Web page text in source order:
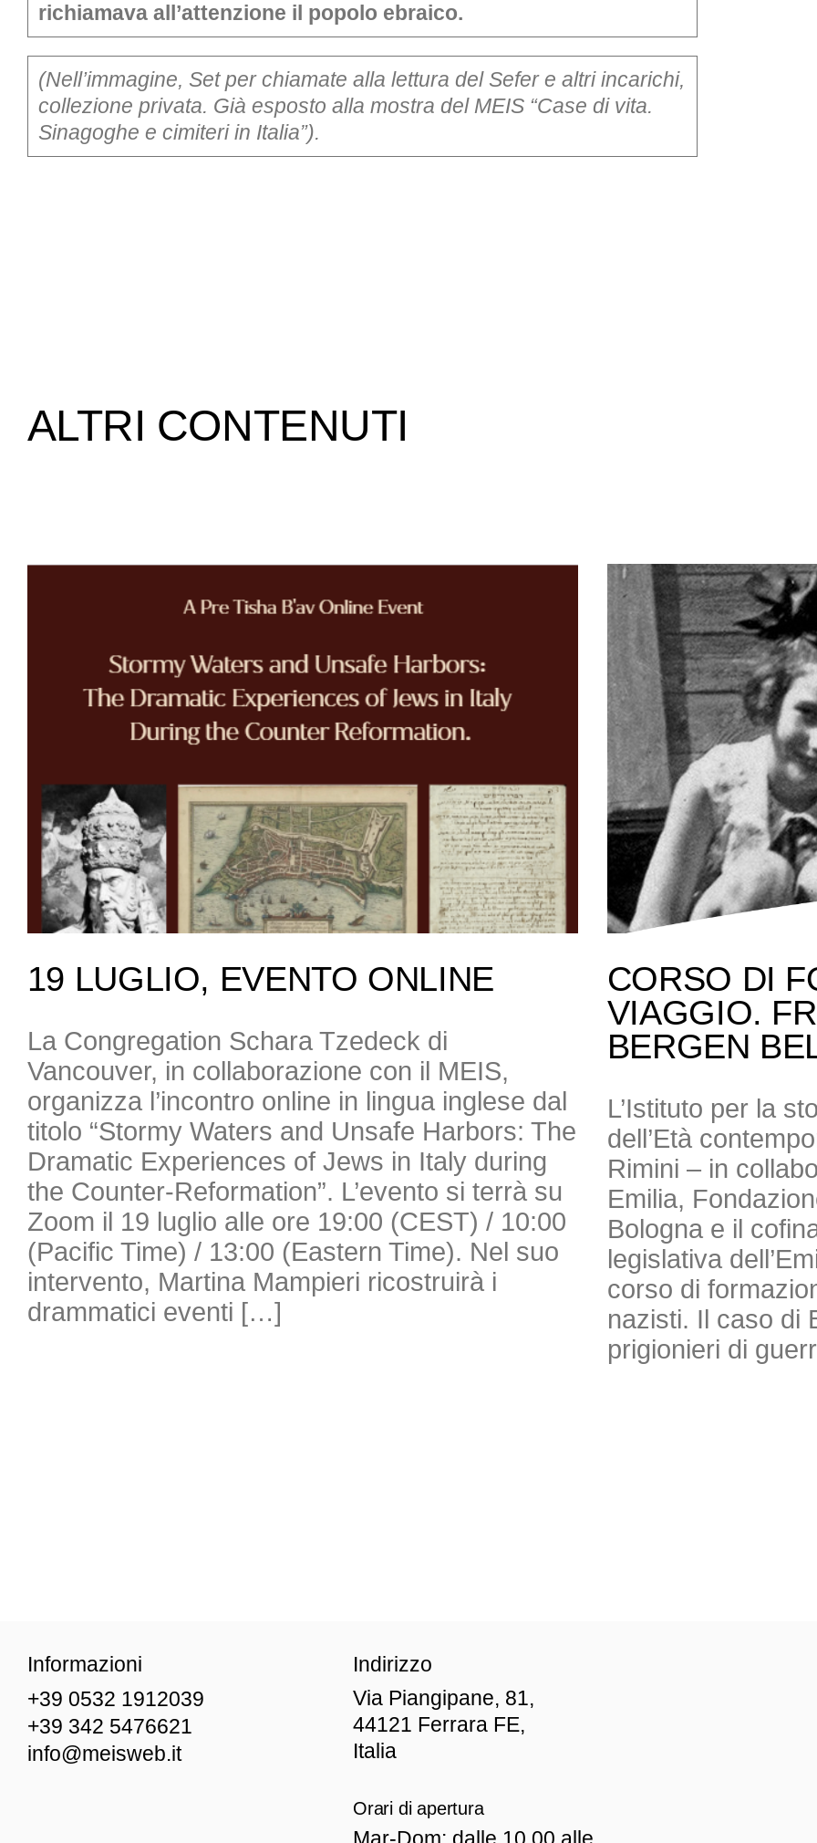
richiamava all’attenzione il popolo ebraico.
(Nell’immagine, Set per chiamate alla lettura del Sefer e altri incarichi,
collezione privata. Già esposto alla mostra del MEIS “Case di vita.
Sinagoghe e cimiteri in Italia”).
ALTRI CONTENUTI
19 LUGLIO, EVENTO ONLINE
La Congregation Schara Tzedeck di
Vancouver, in collaborazione con il MEIS,
organizza l’incontro online in lingua inglese dal
titolo “Stormy Waters and Unsafe Harbors: The
Dramatic Experiences of Jews in Italy during
the Counter-Reformation”. L’evento si terrà su
Zoom il 19 luglio alle ore 19:00 (CEST) / 10:00
(Pacific Time) / 13:00 (Eastern Time). Nel suo
intervento, Martina Mampieri ricostruirà i
drammatici eventi […]
CORSO DI
VIAGGIO.
BERGEN
L’Istituto per la
dell’Età
Rimini – in
Emilia,
Bologna e il
legislativa
corso di
nazisti. Il caso di
prigionieri di
Informazioni
+39 0532 1912039
+39 342 5476621
info@meisweb.it
Indirizzo
Via Piangipane, 81,
44121 Ferrara FE,
Italia
Orari di apertura